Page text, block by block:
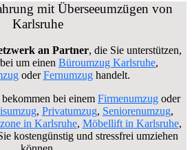
mit Überseeumzügen von
Karlsruhe
an Partner, die Sie unterstützen,
um einen Büroumzug Karlsruhe,
oderFernumzughandelt.
bei einem Firmenumzug oder
, Privatumzug, Seniorenumzug,
in Karlsruhe, Möbellift in Karlsruhe,
kostengünstig und stressfrei umziehen